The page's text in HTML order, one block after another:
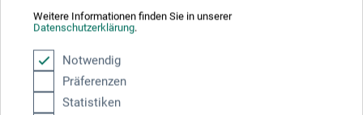
Weitere Informationen finden Sie in unserer
Datenschutzerklärung.
Notwendig
Präferenzen
Statistiken